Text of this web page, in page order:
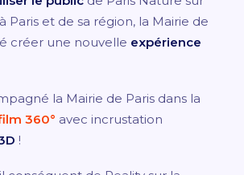
Paris et de sa région, la Mairie de
créer une nouvelle expérience
la Mairie de Paris dans la
360° avec incrustation
!